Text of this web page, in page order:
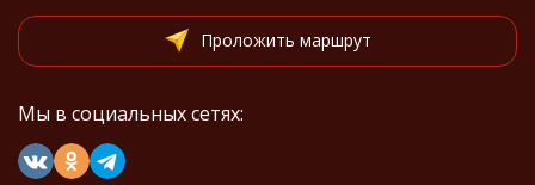
Проложить маршрут
Мы в социальных сетях: